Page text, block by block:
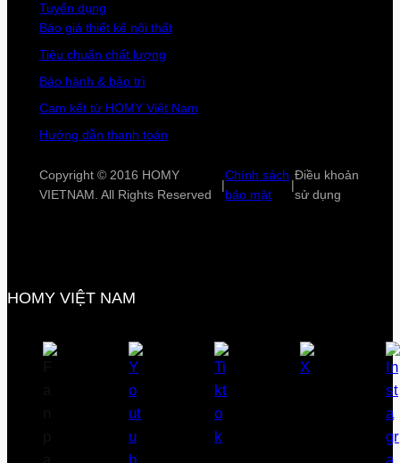
Tuyển dụng
Báo giá thiết kế nội thất
Tiêu chuẩn chất lượng
Bảo hành & bảo trì
Cam kết từ HOMY Việt Nam
Hướng dẫn thanh toán
Copyright © 2016 HOMY
VIETNAM. All Rights Reserved
|
Chính sách
bảo mật
|
Điều khoản
sử dụng
HOMY VIỆT NAM